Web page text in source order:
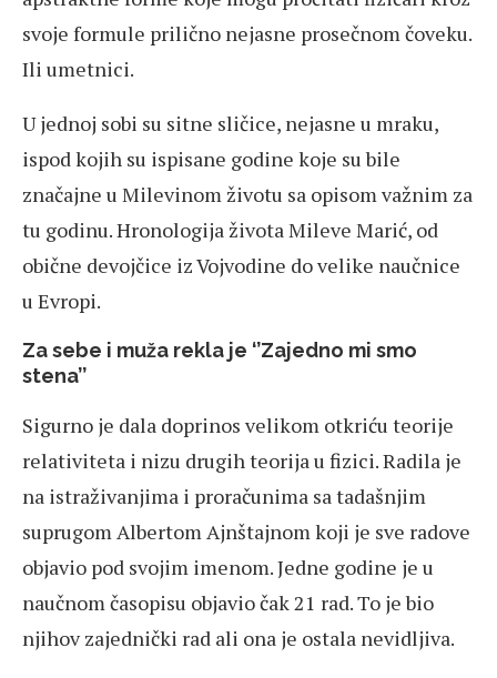
svoje formule prilično nejasne prosečnom čoveku.
Ili umetnici.
U jednoj sobi su sitne sličice, nejasne u mraku,
ispod kojih su ispisane godine koje su bile
značajne u Milevinom životu sa opisom važnim za
tu godinu. Hronologija života Mileve Marić, od
obične devojčice iz Vojvodine do velike naučnice
u Evropi.
Za sebe i muža rekla je ‘’Zajedno mi smo
stena’’
Sigurno je dala doprinos velikom otkriću teorije
relativiteta i nizu drugih teorija u fizici. Radila je
na istraživanjima i proračunima sa tadašnjim
suprugom Albertom Ajnštajnom koji je sve radove
objavio pod svojim imenom. Jedne godine je u
naučnom časopisu objavio čak 21 rad. To je bio
njihov zajednički rad ali ona je ostala nevidljiva.